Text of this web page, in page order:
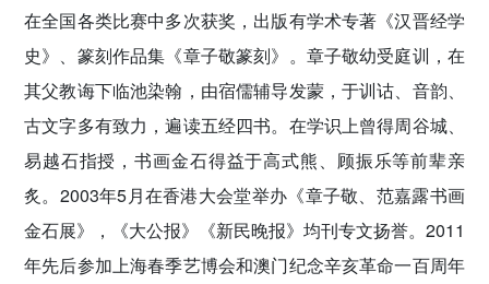
在全国各类比赛中多次获奖，出版有学术专著《汉晋经学
史》、篆刻作品集《章子敬篆刻》。章子敬幼受庭训，在
其父教诲下临池染翰，由宿儒辅导发蒙，于训诂、音韵、
古文字多有致力，遍读五经四书。在学识上曾得周谷城、
易越石指授，书画金石得益于高式熊、顾振乐等前辈亲
炙。2003年5月在香港大会堂举办《章子敬、范嘉露书画
金石展》，《大公报》《新民晚报》均刊专文扬誉。2011
年先后参加上海春季艺博会和澳门纪念辛亥革命一百周年